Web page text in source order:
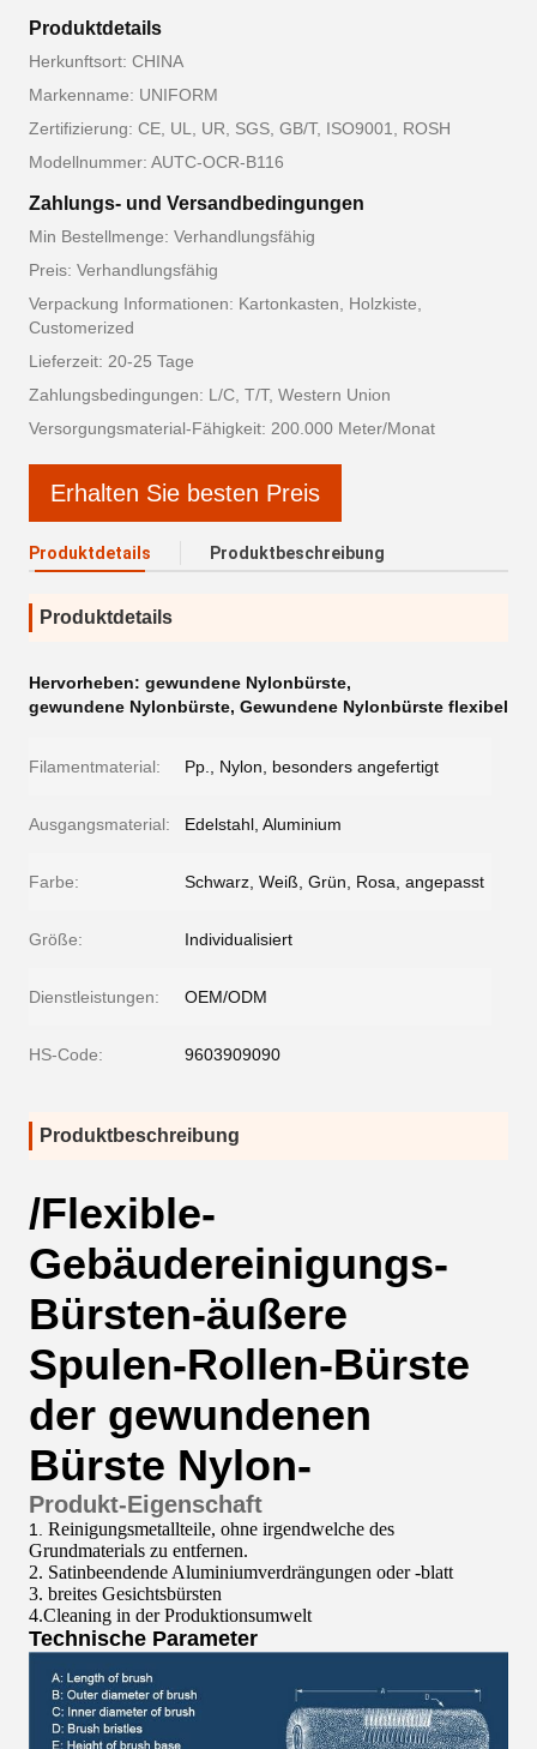
Produktdetails
Herkunftsort: CHINA
Markenname: UNIFORM
Zertifizierung: CE, UL, UR, SGS, GB/T, ISO9001, ROSH
Modellnummer: AUTC-OCR-B116
Zahlungs- und Versandbedingungen
Min Bestellmenge: Verhandlungsfähig
Preis: Verhandlungsfähig
Verpackung Informationen: Kartonkasten, Holzkiste,
Customerized
Lieferzeit: 20-25 Tage
Zahlungsbedingungen: L/C, T/T, Western Union
Versorgungsmaterial-Fähigkeit: 200.000 Meter/Monat
Erhalten Sie besten Preis
Produktdetails Produktbeschreibung
Produktdetails
Hervorheben: gewundene Nylonbürste,
gewundene Nylonbürste, Gewundene Nylonbürste flexibel
Filamentmaterial: Pp., Nylon, besonders angefertigt
Ausgangsmaterial: Edelstahl, Aluminium
Farbe: Schwarz, Weiß, Grün, Rosa, angepasst
Größe: Individualisiert
Dienstleistungen: OEM/ODM
HS-Code: 9603909090
Produktbeschreibung
/Flexible-
Gebäudereinigungs-
Bürsten-äußere
Spulen-Rollen-Bürste
der gewundenen
Bürste Nylon-
Produkt-Eigenschaft
1. Reinigungsmetallteile, ohne irgendwelche des
Grundmaterials zu entfernen.
2. Satinbeendende Aluminiumverdrängungen oder -blatt
3. breites Gesichtsbürsten
4.Cleaning in der Produktionsumwelt
Technische Parameter